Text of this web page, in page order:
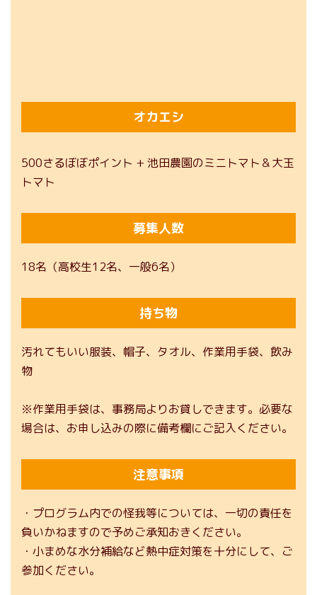
オカエシ
500さるぼぼポイント + 池田農園のミニトマト＆大玉
トマト
募集人数
18名（高校生12名、一般6名）
持ち物
汚れてもいい服装、帽子、タオル、作業用手袋、飲み
物
※作業用手袋は、事務局よりお貸しできます。必要な
場合は、お申し込みの際に備考欄にご記入ください。
注意事項
・プログラム内での怪我等については、一切の責任を
負いかねますので予めご承知おきください。
・小まめな水分補給など熱中症対策を十分にして、ご
参加ください。